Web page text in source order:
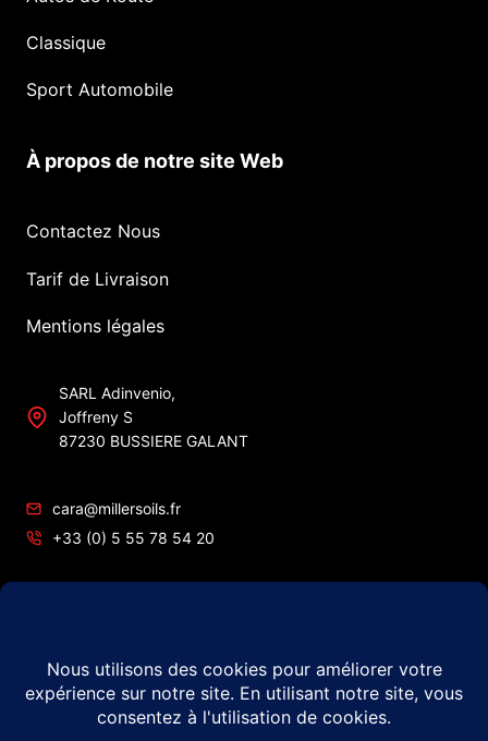
Classique
Sport Automobile
À propos de notre site Web
Contactez Nous
Tarif de Livraison
Mentions légales
SARL Adinvenio,
Joffreny S
87230 BUSSIERE GALANT
cara@millersoils.fr
+33 (0) 5 55 78 54 20